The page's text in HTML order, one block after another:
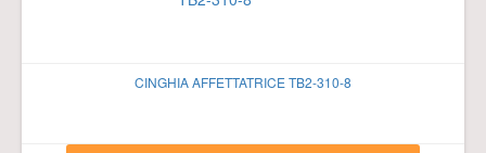
CINGHIA AFFETTATRICE TB2-310-8